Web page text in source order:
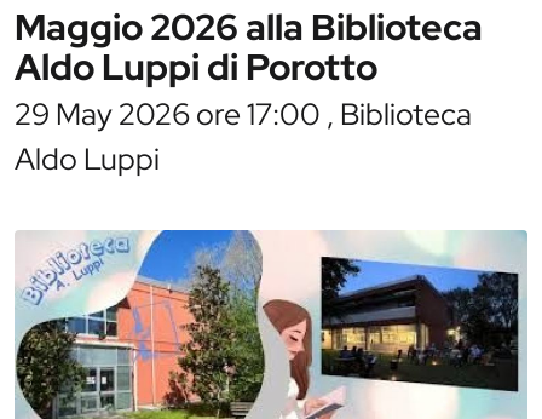
Maggio 2026 alla Biblioteca
Aldo Luppi di Porotto
29 May 2026 ore 17:00 , Biblioteca
Aldo Luppi